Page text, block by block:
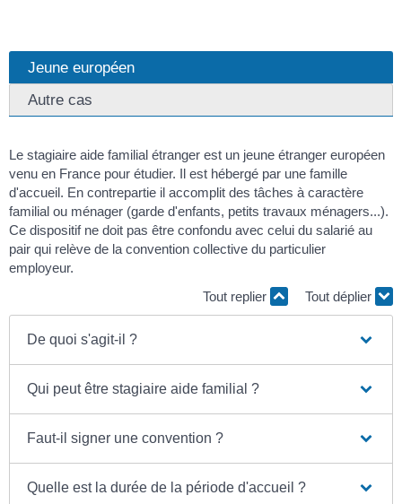
Jeune européen
Autre cas
Le stagiaire aide familial étranger est un jeune étranger européen
venu en France pour étudier. Il est hébergé par une famille
d'accueil. En contrepartie il accomplit des tâches à caractère
familial ou ménager (garde d'enfants, petits travaux ménagers...).
Ce dispositif ne doit pas être confondu avec celui du salarié au
pair qui relève de la convention collective du particulier
employeur.
Tout replier
Tout déplier
De quoi s'agit-il ?
Qui peut être stagiaire aide familial ?
Faut-il signer une convention ?
Quelle est la durée de la période d'accueil ?